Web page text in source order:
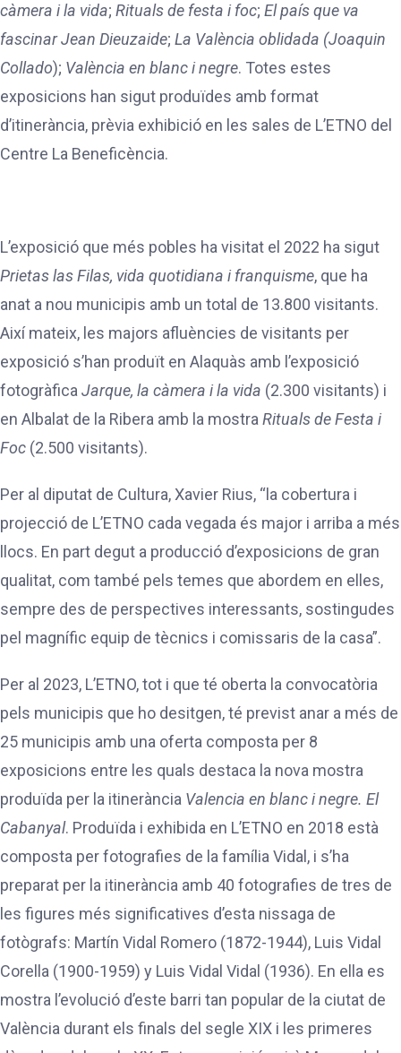
càmera i la vida; Rituals de festa i foc; El país que va
fascinar Jean Dieuzaide; La València oblidada (Joaquin
Collado); València en blanc i negre. Totes estes
exposicions han sigut produïdes amb format
d’itinerància, prèvia exhibició en les sales de L’ETNO del
Centre La Beneficència.
L’exposició que més pobles ha visitat el 2022 ha sigut
Prietas las Filas, vida quotidiana i franquisme, que ha
anat a nou municipis amb un total de 13.800 visitants.
Així mateix, les majors afluències de visitants per
exposició s’han produït en Alaquàs amb l’exposició
fotogràfica Jarque, la càmera i la vida (2.300 visitants) i
en Albalat de la Ribera amb la mostra Rituals de Festa i
Foc (2.500 visitants).
Per al diputat de Cultura, Xavier Rius, “la cobertura i
projecció de L’ETNO cada vegada és major i arriba a més
llocs. En part degut a producció d’exposicions de gran
qualitat, com també pels temes que abordem en elles,
sempre des de perspectives interessants, sostingudes
pel magnífic equip de tècnics i comissaris de la casa”.
Per al 2023, L’ETNO, tot i que té oberta la convocatòria
pels municipis que ho desitgen, té previst anar a més de
25 municipis amb una oferta composta per 8
exposicions entre les quals destaca la nova mostra
produïda per la itinerància Valencia en blanc i negre. El
Cabanyal. Produïda i exhibida en L’ETNO en 2018 està
composta per fotografies de la família Vidal, i s’ha
preparat per la itinerància amb 40 fotografies de tres de
les figures més significatives d’esta nissaga de
fotògrafs: Martín Vidal Romero (1872-1944), Luis Vidal
Corella (1900-1959) y Luis Vidal Vidal (1936). En ella es
mostra l’evolució d’este barri tan popular de la ciutat de
València durant els finals del segle XIX i les primeres